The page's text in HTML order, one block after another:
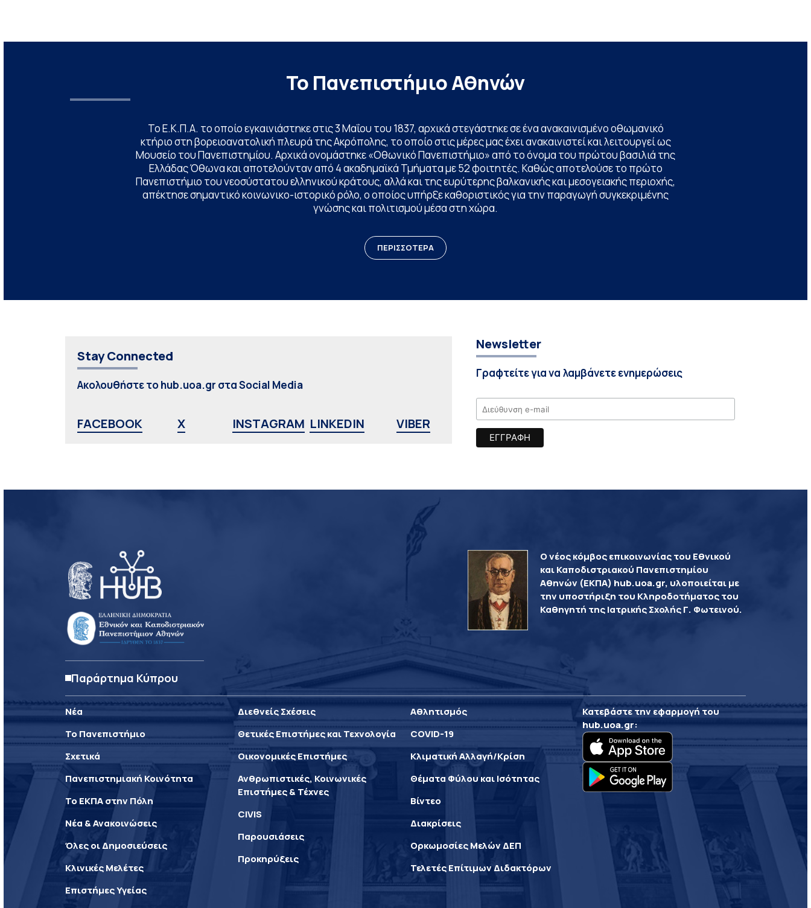
Το Πανεπιστήμιο Αθηνών
Το Ε.Κ.Π.Α. το οποίο εγκαινιάστηκε στις 3 Μαΐου του 1837, αρχικά στεγάστηκε σε ένα ανακαινισμένο οθωμανικό
κτήριο στη βορειοανατολική πλευρά της Ακρόπολης, το οποίο στις μέρες μας έχει ανακαινιστεί και λειτουργεί ως
Μουσείο του Πανεπιστημίου. Αρχικά ονομάστηκε «Οθωνικό Πανεπιστήμιο» από το όνομα του πρώτου βασιλιά της
Ελλάδας Όθωνα και αποτελούνταν από 4 ακαδημαϊκά Τμήματα με 52 φοιτητές. Καθώς αποτελούσε το πρώτο
Πανεπιστήμιο του νεοσύστατου ελληνικού κράτους, αλλά και της ευρύτερης βαλκανικής και μεσογειακής περιοχής,
απέκτησε σημαντικό κοινωνικο-ιστορικό ρόλο, ο οποίος υπήρξε καθοριστικός για την παραγωγή συγκεκριμένης
γνώσης και πολιτισμού μέσα στη χώρα.
ΠΕΡΙΣΣΟΤΕΡΑ
Stay Connected
Ακολουθήστε το hub.uoa.gr στα Social Media
FACEBOOK X INSTAGRAM LINKEDIN VIBER
Newsletter
Γραφτείτε για να λαμβάνετε ενημερώσεις
Παράρτημα Κύπρου
Ο νέος κόμβος επικοινωνίας του Εθνικού
και Καποδιστριακού Πανεπιστημίου
Αθηνών (ΕΚΠΑ) hub.uoa.gr, υλοποιείται με
την υποστήριξη του Κληροδοτήματος του
Καθηγητή της Ιατρικής Σχολής Γ. Φωτεινού.
Νέα
Το Πανεπιστήμιο
Σχετικά
Πανεπιστημιακή Κοινότητα
Το ΕΚΠΑ στην Πόλη
Νέα & Ανακοινώσεις
Όλες οι Δημοσιεύσεις
Κλινικές Μελέτες
Επιστήμες Υγείας
Διεθνείς Σχέσεις
Θετικές Επιστήμες και Τεχνολογία
Οικονομικές Επιστήμες
Ανθρωπιστικές, Κοινωνικές
Επιστήμες & Τέχνες
CIVIS
Παρουσιάσεις
Προκηρύξεις
Αθλητισμός
COVID-19
Κλιματική Αλλαγή/Κρίση
Θέματα Φύλου και Ισότητας
Βίντεο
Διακρίσεις
Ορκωμοσίες Μελών ΔΕΠ
Τελετές Επίτιμων Διδακτόρων
Κατεβάστε την εφαρμογή του
hub.uoa.gr: